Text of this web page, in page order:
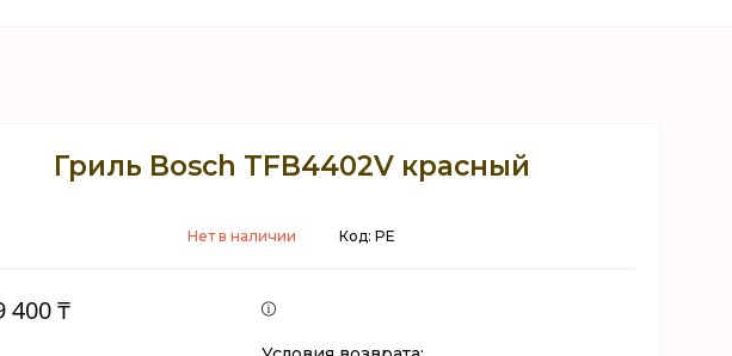
Гриль Bosch TFB4402V красный
Нет в наличии Код: PE
400 ₸